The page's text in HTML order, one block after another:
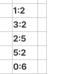
1:2
3:2
2:5
5:2
0:6